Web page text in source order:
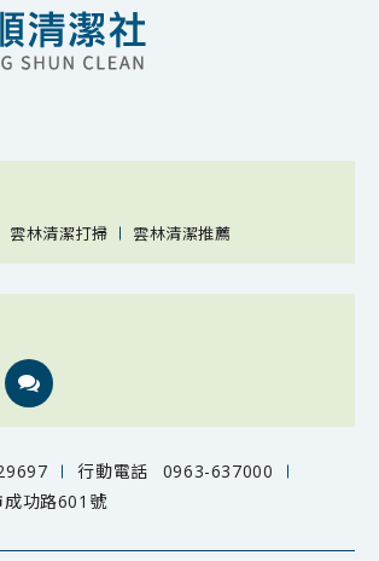
雲林清潔打掃 雲林清潔推薦
行動電話
0963-637000
功路601號